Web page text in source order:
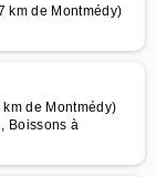
km de Montmédy)
de Montmédy)
Boissons à